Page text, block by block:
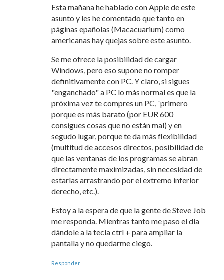
Esta mañana he hablado con Apple de este
asunto y les he comentado que tanto en
páginas epañolas (Macacuarium) como
americanas hay quejas sobre este asunto.
Se me ofrece la posibilidad de cargar
Windows, pero eso supone no romper
definitivamente con PC. Y claro, si sigues
"enganchado" a PC lo más normal es que la
próxima vez te compres un PC, `primero
porque es más barato (por EUR 600
consigues cosas que no están mal) y en
segudo lugar, porque te da más flexibilidad
(multitud de accesos directos, posibilidad de
que las ventanas de los programas se abran
directamente maximizadas, sin necesidad de
estarlas arrastrando por el extremo inferior
derecho, etc.).
Estoy a la espera de que la gente de Steve Job
me responda. Mientras tanto me paso el día
dándole a la tecla ctrl + para ampliar la
pantalla y no quedarme ciego.
Responder